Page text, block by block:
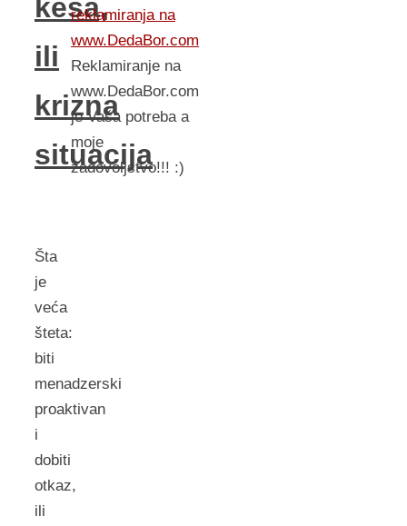
kesa,
ili
krizna
situacija
Šta
je
veća
šteta:
biti
menadzerski
proaktivan
i
dobiti
otkaz,
ili
reklamiranja na
www.DedaBor.com
Reklamiranje na
www.DedaBor.com
je Vaša potreba a
moje
zadovoljstvo!!! :)